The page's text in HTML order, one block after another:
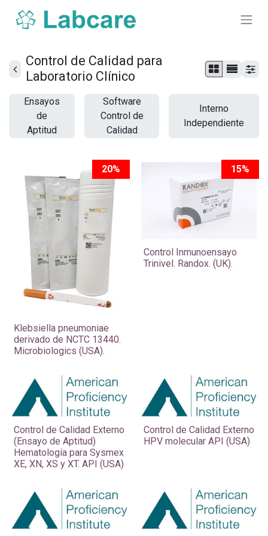
Control de Calidad para
Laboratorio Clínico
Ensayos
de
Aptitud
Software
Control de
Calidad
Interno
Independiente
Klebsiella pneumoniae
derivado de NCTC 13440.
Microbiologics (USA).
20%
​Control Inmunoensayo
Trinivel. Randox. (UK).
15%
Control de Calidad Externo
(Ensayo de Aptitud)
Hematología para Sysmex
XE, XN, XS y XT. API (USA)
Control de Calidad Externo
HPV molecular API (USA)